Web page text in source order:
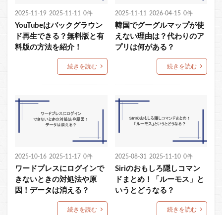
2025-11-19 2025-11-11 0件
YouTubeはバックグラウン
ド再生できる？無料版と有
料版の方法を紹介！
続きを読む
2025-11-11 2026-04-15 0件
韓国でグーグルマップが使
えない理由は？代わりのア
プリは何がある？
続きを読む
2025-10-16 2025-11-17 0件
ワードプレスにログインで
きないときの対処法や原
因！データは消える？
続きを読む
2025-08-31 2025-11-10 0件
Siriのおもしろ隠しコマン
ドまとめ！「ルーモス」と
いうとどうなる？
続きを読む